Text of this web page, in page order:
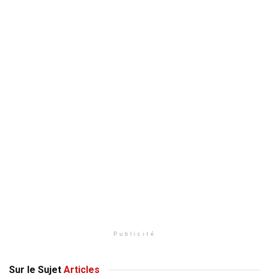
Publicité
Sur le Sujet Articles